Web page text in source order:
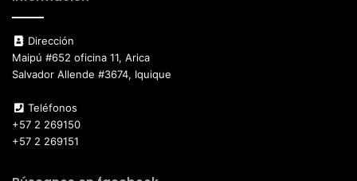
Dirección
Maipú #652 oficina 11, Arica
Salvador Allende #3674, Iquique
Teléfonos
+57 2 269150
+57 2 269151